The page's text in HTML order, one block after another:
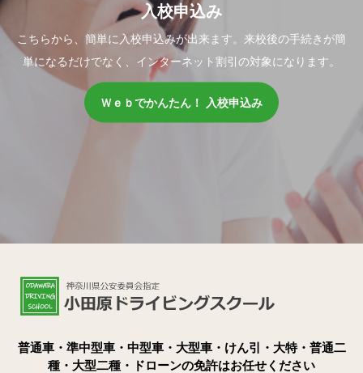
入校申込み
こちらから、簡単に入校申込みが出来ます。来校後の手続きが簡
単になるだけでなく、インターネット割引の対象になります。
Ｗｅｂでかんたん！ 入校申込み
普通車・準中型車・中型車・大型車・けん引・大特・普通二
種・大型二種・ドローンの免許はお任せください